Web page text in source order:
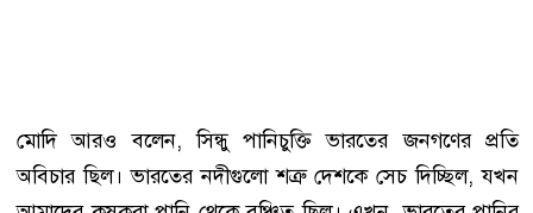
মোদি আরও বলেন, সিন্ধু পানিচুক্তি ভারতের জনগণের প্রতি
অবিচার ছিল। ভারতের নদীগুলো শত্রু দেশকে সেচ দিচ্ছিল, যখন